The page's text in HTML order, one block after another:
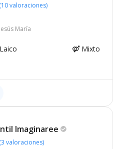
(10 valoraciones)
María
Mixto
Imaginaree
(3 valoraciones)